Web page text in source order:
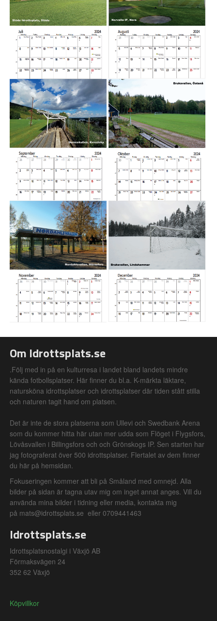
Om Idrottsplats.se
.Följ med in på en kulturresa i landet bland landets mindre
kända fotbollsplatser. Här finner du bl.a. K-märkta läktare,
natursköna idrottsplatser och idrottsplatser där tiden stått stilla
och naturen tagit hand om platsen.
Det är inte de stora platserna som Ullevi och Swedbank Arena
som du kommer hitta här utan mer udda som Flöget i Flygsfors,
Lövåsvallen i Billingsfors och och Grönskogs IP. Sen starten har
jag fotograferat över 500 idrottsplatser. Flertalet av dem finner
du här på hemsidan.
Fokuseringen kommer att bli på Småland med omnejd. Alla
bilder på sidan är tagna utav mig om inget annat anges. Vill du
använda mina bilder i tidning eller media, kontakta mig
på mats@idrottsplats.se eller 0709441463
Idrottsplats.se
Idrottsplatsnostalgi i Växjö AB
Förmaksvägen 24
352 62 Växjö
Köpvillkor